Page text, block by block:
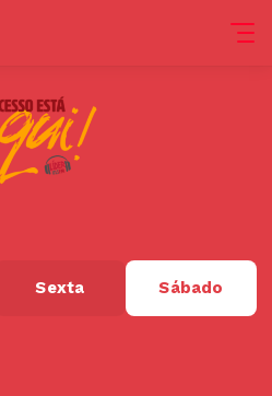
Sexta Sábado